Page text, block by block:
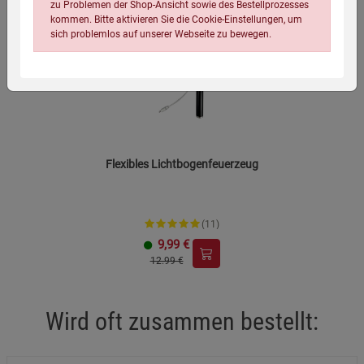
-23%
Flexibles Lichtbogenfeuerzeug
(11)
9,99 €
12.99 €
Wird oft zusammen bestellt:
zu Problemen der Shop-Ansicht sowie des Bestellprozesses
kommen. Bitte aktivieren Sie die Cookie-Einstellungen, um
sich problemlos auf unserer Webseite zu bewegen.
Einstellungen speichern für die Gruppe
Einwilligung nicht erteilen
Cookie-Informationen anzeigen